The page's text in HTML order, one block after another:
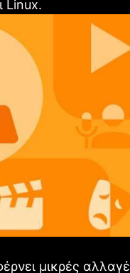
Linux.
μικρές